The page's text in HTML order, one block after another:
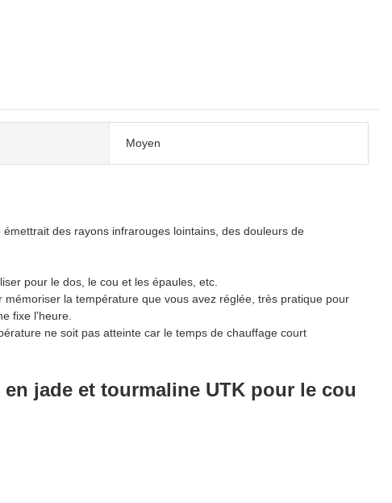
Moyen
des rayons infrarouges lointains, des douleurs de
pour le dos, le cou et les épaules, etc.
mémoriser la température que vous avez réglée, très pratique pour
fixe l'heure.
ne soit pas atteinte car le temps de chauffage court
jade et tourmaline UTK pour le cou